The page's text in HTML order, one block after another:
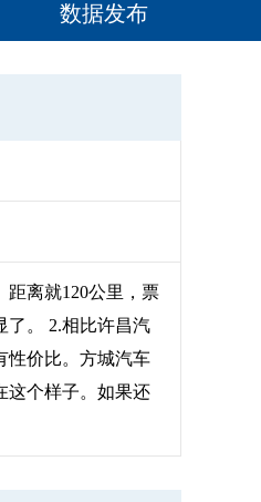
数据发布
距离就120公里，票
了。 2.相比许昌汽
性价比。方城汽车
这个样子。如果还